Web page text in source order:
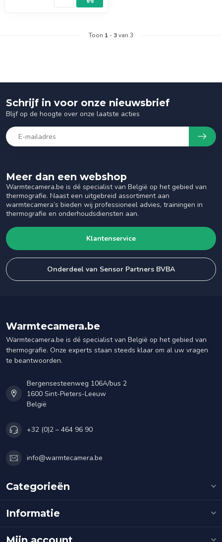
Toon 1 -3van 3
Meer dan een webshop
Warmtecamera.be is dé specialist van België op het gebied van
thermografie. Naast een uitgebreid assortiment aan
warmtecamera’s bieden wij professioneel advies, trainingen in
thermografie en onderhoudsdiensten aan.
Klantenservice
Onderdeel van Sensor Partners BVBA
Schrijf in voor onze nieuwsbrief
Blijf op de hoogte over onze laatste acties
Warmtecamera.be
Warmtecamera.be is dé specialist van België op het gebied van
thermografie. Onze experts staan steeds klaar om al uw vragen
te beantwoorden.
Bergensesteenweg 106A/bus 2
1600 Sint-Pieters-Leeuw
België
+32 (0)2 – 464 96 90
info@warmtecamera.be
Categorieën
Informatie